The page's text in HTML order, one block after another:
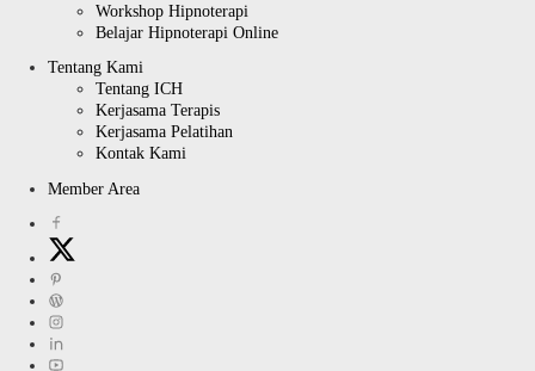
Workshop Hipnoterapi
Belajar Hipnoterapi Online
Tentang Kami
Tentang ICH
Kerjasama Terapis
Kerjasama Pelatihan
Kontak Kami
Member Area